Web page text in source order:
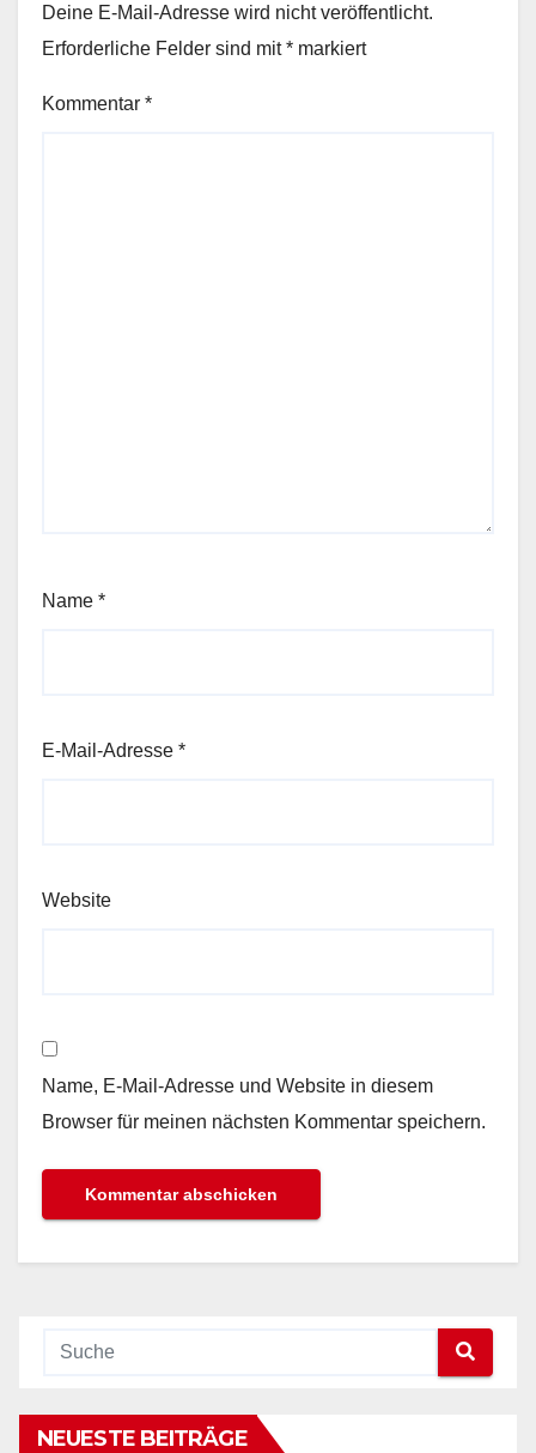
Deine E-Mail-Adresse wird nicht veröffentlicht.
Erforderliche Felder sind mit* markiert
Kommentar *
Name *
E-Mail-Adresse *
Website
Name, E-Mail-Adresse und Website in diesem
Browser für meinen nächsten Kommentar speichern.
NEUESTE BEITRÄGE